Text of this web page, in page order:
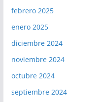
febrero 2025
enero 2025
diciembre 2024
noviembre 2024
octubre 2024
septiembre 2024